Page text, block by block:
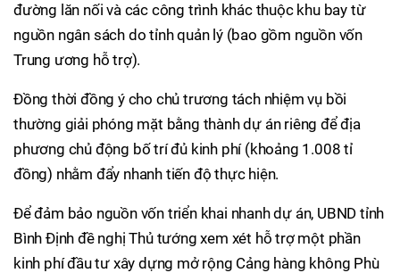
đường lăn nối và các công trình khác thuộc khu bay từ
nguồn ngân sách do tỉnh quản lý (bao gồm nguồn vốn
Trung ương hỗ trợ).
Đồng thời đồng ý cho chủ trương tách nhiệm vụ bồi
thường giải phóng mặt bằng thành dự án riêng để địa
phương chủ động bố trí đủ kinh phí (khoảng 1.008 tỉ
đồng) nhằm đẩy nhanh tiến độ thực hiện.
Để đảm bảo nguồn vốn triển khai nhanh dự án, UBND tỉnh
Bình Định đề nghị Thủ tướng xem xét hỗ trợ một phần
kinh phí đầu tư xây dựng mở rộng Cảng hàng không Phù